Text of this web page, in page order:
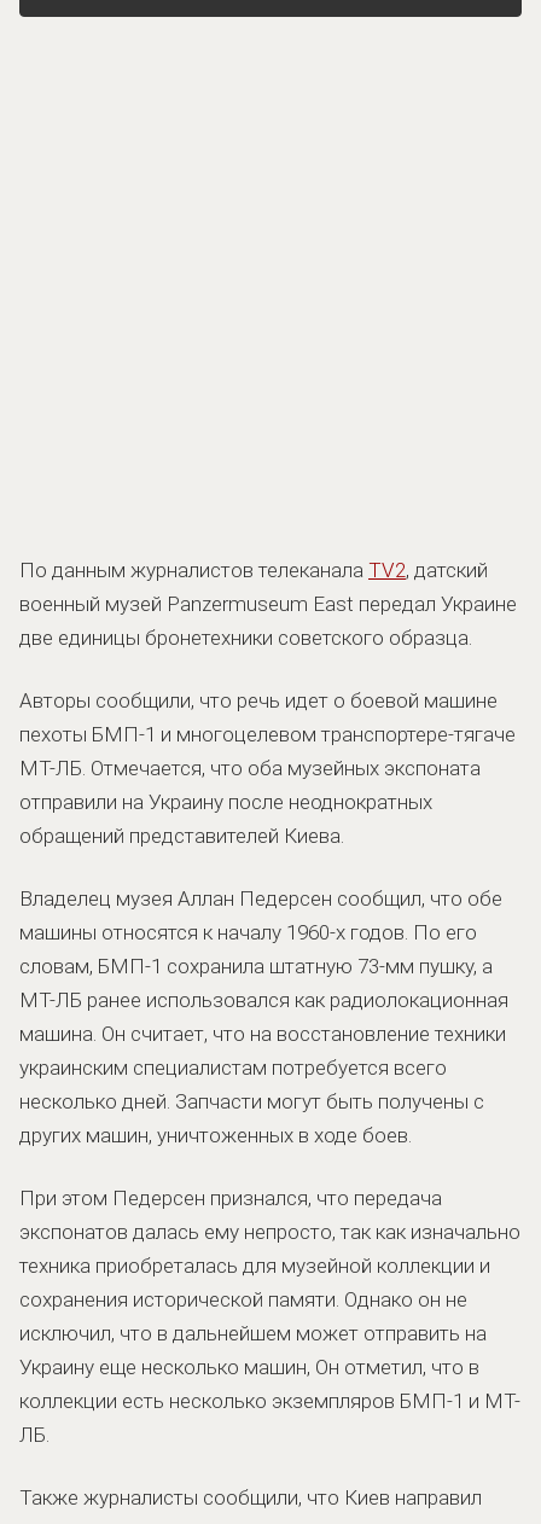
По данным журналистов телеканала TV2, датский
военный музей Panzermuseum East передал Украине
две единицы бронетехники советского образца.
Авторы сообщили, что речь идет о боевой машине
пехоты БМП-1 и многоцелевом транспортере-тягаче
МТ-ЛБ. Отмечается, что оба музейных экспоната
отправили на Украину после неоднократных
обращений представителей Киева.
Владелец музея Аллан Педерсен сообщил, что обе
машины относятся к началу 1960-х годов. По его
словам, БМП-1 сохранила штатную 73-мм пушку, а
МТ-ЛБ ранее использовался как радиолокационная
машина. Он считает, что на восстановление техники
украинским специалистам потребуется всего
несколько дней. Запчасти могут быть получены с
других машин, уничтоженных в ходе боев.
При этом Педерсен признался, что передача
экспонатов далась ему непросто, так как изначально
техника приобреталась для музейной коллекции и
сохранения исторической памяти. Однако он не
исключил, что в дальнейшем может отправить на
Украину еще несколько машин, Он отметил, что в
коллекции есть несколько экземпляров БМП-1 и МТ-
ЛБ.
Также журналисты сообщили, что Киев направил